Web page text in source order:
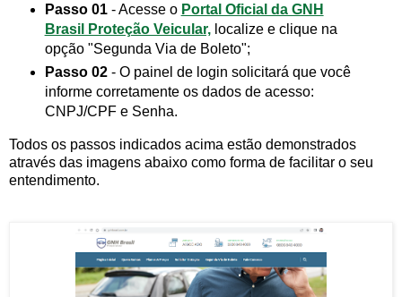
Passo 01- Acesse o Portal Oficial da GNH
Brasil Proteção Veicular,localize e clique na
opção "Segunda Via de Boleto";
Passo 02 - O painel de login solicitará que você
informe corretamente os dados de acesso:
CNPJ/CPF e Senha.
Todos os passos indicados acima estão demonstrados
através das imagens abaixo como forma de facilitar o seu
entendimento.